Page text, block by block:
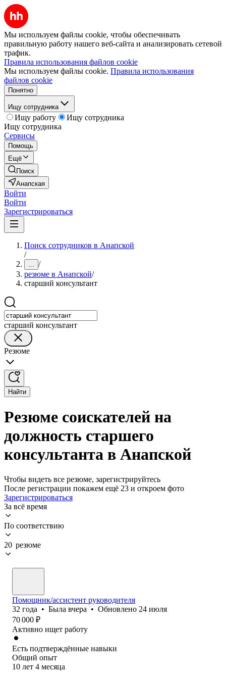
Мы используем файлы cookie, чтобы обеспечивать
правильную работу нашего веб-сайта и анализировать сетевой
трафик.
Правила использования файлов cookie
Мы используем файлы cookie. Правила использования
файлов cookie
Понятно
Ищу сотрудника
Ищу работу
Ищу сотрудника
Ищу сотрудника
Сервисы
Помощь
Ещё
Поиск
Анапская
Войти
Войти
Зарегистрироваться
Поиск сотрудников в Анапской
/
... /
резюме в Анапской/
старший консультант
старший консультант
Резюме
Найти
Резюме соискателей на
должность старшего
консультанта в Анапской
Чтобы видеть все резюме, зарегистрируйтесь
После регистрации покажем ещё 23 и откроем фото
Зарегистрироваться
За всё время
По соответствию
20 резюме
Помощник/ассистент руководителя
32 года • Была вчера • Обновлено 24 июля
70 000 ₽
Активно ищет работу
Есть подтверждённые навыки
Общий опыт
10 лет 4 месяца